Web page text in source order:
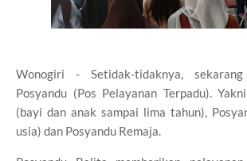
Wonogiri - Setidak-tidaknya,
Posyandu (Pos Pelayanan Terpadu).
(bayi dan anak sampai lima tahun),
usia) dan Posyandu Remaja.